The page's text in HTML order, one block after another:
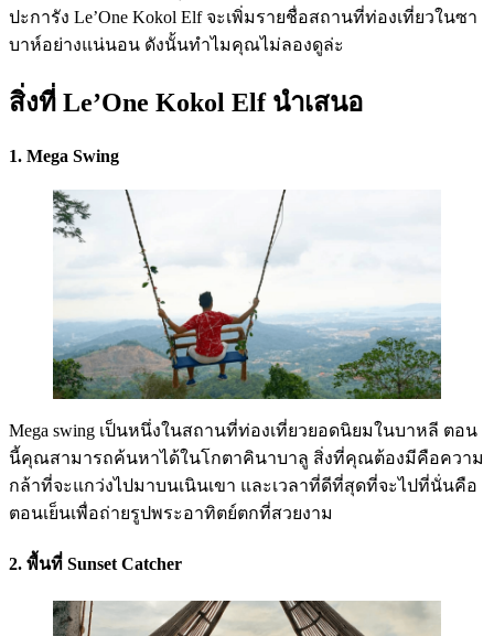
ปะการัง Le’One Kokol Elf จะเพิ่มรายชื่อสถานที่ท่องเที่ยวในซา
บาห์อย่างแน่นอน ดังนั้นทำไมคุณไม่ลองดูล่ะ
สิ่งที่ Le’One Kokol Elf นำเสนอ
1. Mega Swing
Mega swing เป็นหนึ่งในสถานที่ท่องเที่ยวยอดนิยมในบาหลี ตอน
นี้คุณสามารถค้นหาได้ในโกตาคินาบาลู สิ่งที่คุณต้องมีคือความ
กล้าที่จะแกว่งไปมาบนเนินเขา และเวลาที่ดีที่สุดที่จะไปที่นั่นคือ
ตอนเย็นเพื่อถ่ายรูปพระอาทิตย์ตกที่สวยงาม
2. พื้นที่ Sunset Catcher